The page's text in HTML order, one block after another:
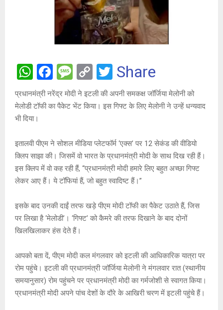
W
h
at
s
A
p
p
F
a
ce
o
o
k
M
es
s
g
e
C
o
py
n
k
T
wi
tt
Share
प्रधानमंत्री नरेंद्र मोदी ने इटली की अपनी समकक्ष जॉर्जिया मेलोनी को
मेलोडी टॉफी का पैकेट भेंट किया। इस गिफ्ट के लिए मेलोनी ने उन्हें धन्यवाद
भी दिया।
इतालवी पीएम ने सोशल मीडिया प्लेटफॉर्म ‘एक्स’ पर 12 सेकंड की वीडियो
क्लिप साझा की। जिसमें वो भारत के प्रधानमंत्री मोदी के साथ दिख रही हैं।
इस क्लिप में वो कह रही हैं, “प्रधानमंत्री मोदी हमारे लिए बहुत अच्छा गिफ्ट
लेकर आए हैं। ये टॉफियां हैं, जो बहुत स्वादिष्ट हैं।”
इसके बाद उनकी दाईं तरफ खड़े पीएम मोदी टॉफी का पैकेट उठाते हैं, जिस
पर लिखा है ‘मेलोडी’। ‘गिफ्ट’ को कैमरे की तरफ दिखाने के बाद दोनों
खिलखिलाकर हंस देते हैं।
आपको बता दें, पीएम मोदी कल मंगलवार को इटली की आधिकारिक यात्रा पर
रोम पहुंचे। इटली की प्रधानमंत्री जॉर्जिया मेलोनी ने मंगलवार रात (स्थानीय
समयानुसार) रोम पहुंचने पर प्रधानमंत्री मोदी का गर्मजोशी से स्वागत किया।
प्रधानमंत्री मोदी अपने पांच देशों के दौरे के आखिरी चरण में इटली पहुंचे हैं।